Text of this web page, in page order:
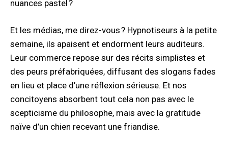
nuances pastel ?
Et les médias, me direz-vous ? Hypnotiseurs à la petite
semaine, ils apaisent et endorment leurs auditeurs.
Leur commerce repose sur des récits simplistes et
des peurs préfabriquées, diffusant des slogans fades
en lieu et place d’une réflexion sérieuse. Et nos
concitoyens absorbent tout cela non pas avec le
scepticisme du philosophe, mais avec la gratitude
naïve d’un chien recevant une friandise.